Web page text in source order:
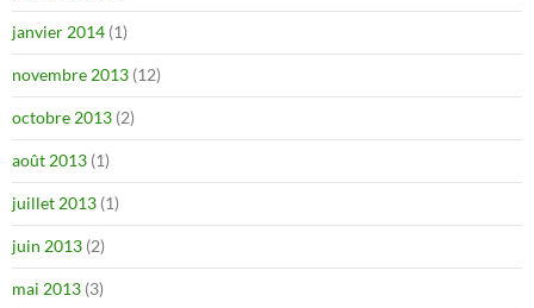
janvier 2014 (1)
novembre 2013 (12)
octobre 2013 (2)
août 2013 (1)
juillet 2013 (1)
juin 2013 (2)
mai 2013 (3)